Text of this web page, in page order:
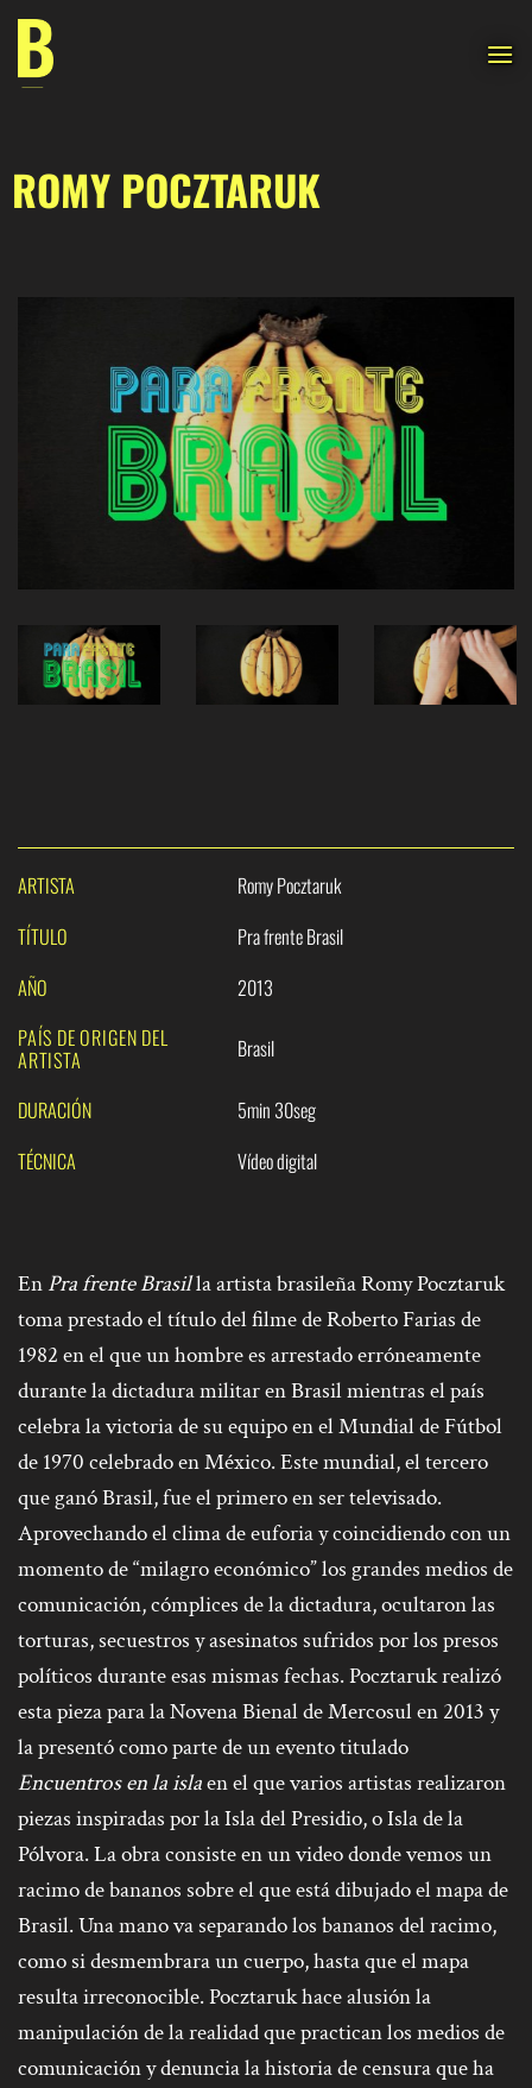
Saltar
contenido
ROMY POCZTARUK
ARTISTA
Romy Pocztaruk
TÍTULO
Pra frente Brasil
AÑO
2013
PAÍS DE ORIGEN DEL
ARTISTA Brasil
DURACIÓN
5min 30seg
TÉCNICA
Vídeo digital
En Pra frente Brasilla artista brasileña Romy Pocztaruk
toma prestado el título del filme de Roberto Farias de
1982 en el que un hombre es arrestado erróneamente
durante la dictadura militar en Brasil mientras el país
celebra la victoria de su equipo en el Mundial de Fútbol
de 1970 celebrado en México. Este mundial, el tercero
que ganó Brasil, fue el primero en ser televisado.
Aprovechando el clima de euforia y coincidiendo con un
momento de “milagro económico” los grandes medios de
comunicación, cómplices de la dictadura, ocultaron las
torturas, secuestros y asesinatos sufridos por los presos
políticos durante esas mismas fechas. Pocztaruk realizó
esta pieza para la Novena Bienal de Mercosul en 2013 y
la presentó como parte de un evento titulado
Encuentros en la islaen el que varios artistas realizaron
piezas inspiradas por la Isla del Presidio, o Isla de la
Pólvora. La obra consiste en un video donde vemos un
racimo de bananos sobre el que está dibujado el mapa de
Brasil. Una mano va separando los bananos del racimo,
como si desmembrara un cuerpo, hasta que el mapa
resulta irreconocible. Pocztaruk hace alusión la
manipulación de la realidad que practican los medios de
comunicación y denuncia la historia de censura que ha